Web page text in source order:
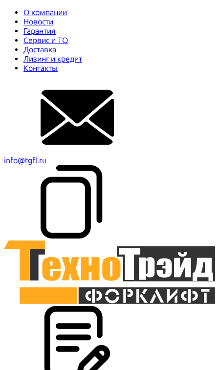
О компании
Новости
Гарантия
Сервис и ТО
Доставка
Лизинг и кредит
Контакты
info@tgfl.ru